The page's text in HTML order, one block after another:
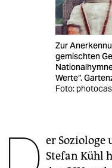
veranstaltungen
Zur
gemischten
Werte“.
Foto:
er
Stefan Kühl